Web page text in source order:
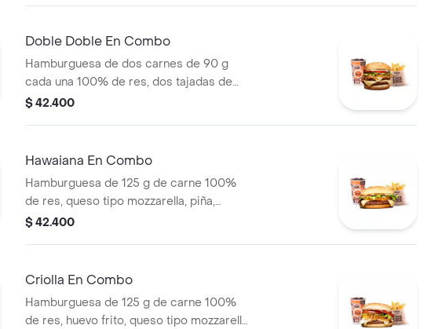
Doble Doble En Combo
Hamburguesa de dos carnes de 90 g
cada una 100% de res, dos tajadas de
queso tipo mozzarella, cebolla grillé,
cascos) + bebida PET
$ 42.400
Hawaiana En Combo
Hamburguesa de 125 g de carne 100%
de res, queso tipo mozzarella, piña,
lechuga, salsa blanca y salsa de tomate
$ 42.400
Criolla En Combo
Hamburguesa de 125 g de carne 100%
de res, huevo frito, queso tipo mozzarella,